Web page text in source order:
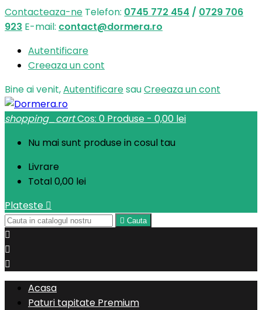
Contacteaza-ne Telefon: 0745 772 454 / 0729 706
923 E-mail: contact@dormera.ro
Autentificare
Creeaza un cont
Bine ai venit,AutentificaresauCreeaza un cont
shopping_cartCos: 0 Produse - 0,00 lei
Nu mai sunt produse in cosul tau
Livrare
Total0,00 lei
Plateste 
 Cauta



Acasa
Paturi tapitate Premium